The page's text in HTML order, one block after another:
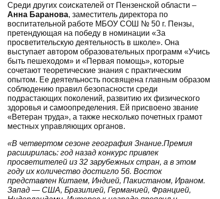
Среди других соискателей от Пензенской области –
Анна Баранова, заместитель директора по
воспитательной работе МБОУ СОШ № 50 г. Пензы,
претендующая на победу в номинации «За
просветительскую деятельность в школе». Она
выступает автором образовательных программ «Учись
быть пешеходом» и «Первая помощь», которые
сочетают теоретические знания с практическим
опытом. Ее деятельность посвящена главным образом
соблюдению правил безопасности среди
подрастающих поколений, развитию их физического
здоровья и самоопределения. Ей присвоено звание
«Ветеран труда», а также несколько почетных грамот
местных управляющих органов.
«В четвертом сезоне география Знание.Премия
расширилась: год назад конкурс привлек
просветителей из 32 зарубежных стран, а в этом
году их количество достигло 56. Восток
представлен Китаем, Индией, Пакистаном, Ираном.
Запад — США, Бразилией, Германией, Францией,